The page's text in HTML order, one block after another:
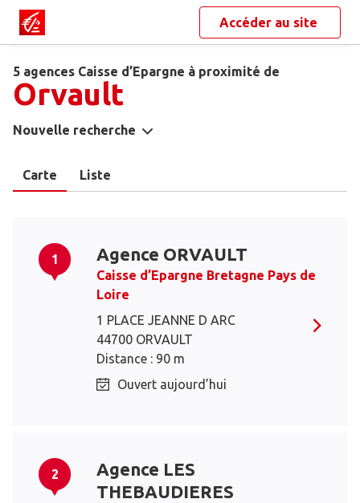
Accéder au site
5 agences Caisse d’Epargne à proximité de
Orvault
Nouvelle recherche
Carte Liste
1 Agence ORVAULT
Caisse d’Epargne Bretagne Pays de
Loire
1 PLACE JEANNE D ARC
44700 ORVAULT
Distance : 90 m
Ouvert aujourd’hui
2
Agence LES
THEBAUDIERES